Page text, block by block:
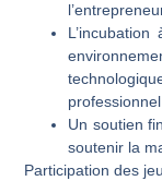
professionnel
Un soutien
soutenir la
Participation des